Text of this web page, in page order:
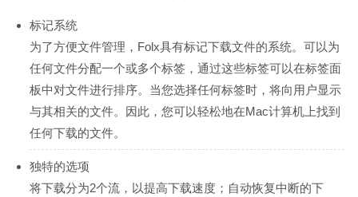
标记系统
为了方便文件管理，Folx具有标记下载文件的系统。可以为
任何文件分配一个或多个标签，通过这些标签可以在标签面
板中对文件进行排序。当您选择任何标签时，将向用户显示
与其相关的文件。因此，您可以轻松地在Mac计算机上找到
任何下载的文件。
独特的选项
将下载分为2个流，以提高下载速度；自动恢复中断的下